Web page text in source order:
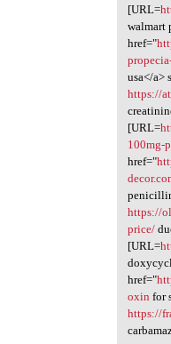
[URL=
walmart
href="
usa</a>
https://
[URL=
100mg-
href="
https://
price/
[URL=
href="
oxin for
https://